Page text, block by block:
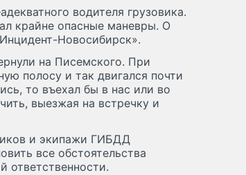
водителя грузовика.
крайне опасные маневры. О
Новосибирск».
на Писемского. При
полосу и так двигался почти
то въехал бы в нас или во
выезжая на встречку и
и экипажи ГИБДД
все обстоятельства
ответственности.